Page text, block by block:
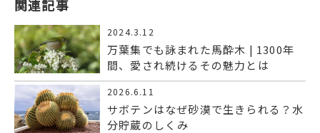
関連記事
2024.3.12
万葉集でも詠まれた馬酔木 | 1300年
間、愛され続けるその魅力とは
2026.6.11
サボテンはなぜ砂漠で生きられる？水
分貯蔵のしくみ